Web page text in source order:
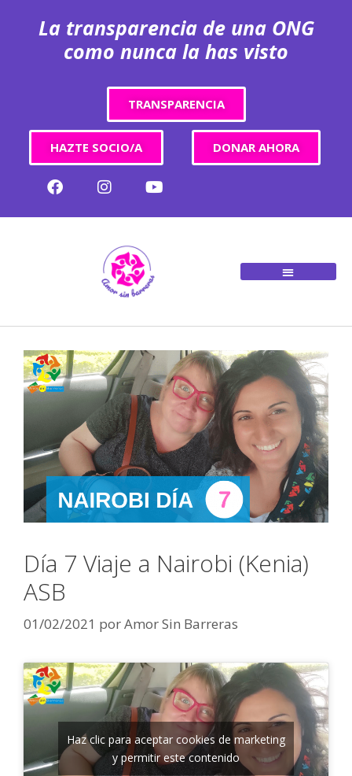
La transparencia de una ONG
como nunca la has visto
TRANSPARENCIA
HAZTE SOCIO/A DONAR AHORA
Día 7 Viaje a Nairobi (Kenia)
ASB
01/02/2021 porAmor Sin Barreras
Haz clic para aceptar cookies de marketing
y permitir este contenido